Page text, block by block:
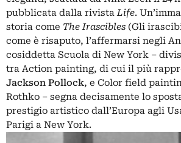
pubblicata dalla rivistaLife.
storia come The Irascibles (Gli
come è risaputo, l’affermarsi negli
cosiddetta Scuola di New York –
tra Action painting, di cui il più
Jackson Pollock, e Color field
Rothko – segna decisamente lo
prestigio artistico dall’Europa agli
Parigi a New York.